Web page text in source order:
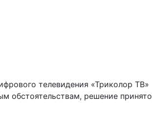
телевидения «Триколор ТВ»
обстоятельствам, решение принято